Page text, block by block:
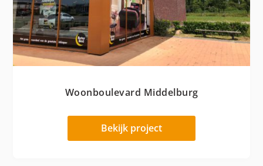
Woonboulevard Middelburg
Bekijk project